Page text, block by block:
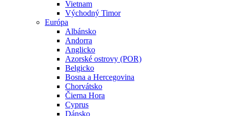
Vietnam
Východný Timor
Európa
Albánsko
Andorra
Anglicko
Azorské ostrovy (POR)
Belgicko
Bosna a Hercegovina
Chorvátsko
Čierna Hora
Cyprus
Dánsko